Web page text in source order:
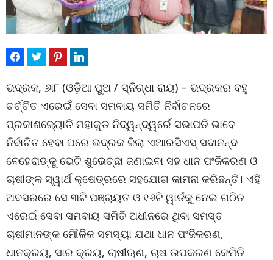
ଭଦ୍ରକ, ୬ା୮ (ଓଡ଼ିଆ ପୁଅ / ସ୍ନିଗ୍ଧା ରାୟ) – ଭଦ୍ରକର ବହୁ
ଚର୍ଚ୍ଚିତ ଏରେଇଁ ସେବା ସମବାୟ ସମିତି ନିର୍ବାଚନରେ
ପ୍ରକାଶଜ୍ୟୋତି ମହାକୁଡ ନିଦ୍ୱନ୍ଦ୍ୱର୍ରେ ସଭାପତି ଭାବେ
ନିର୍ବାଚିତ ହେବା ପରେ ଭଦ୍ରକ ଜିଲା ଏଆରସିଏସ୍ ସଦାନନ୍ଦ
ବେହେରାଙ୍କୁ ଭେଟି ଶୁଭେଚ୍ଛା ଜଣାଇବା ସହ ଧାନ ପଂଜିକରଣ ଓ
ଚାଷୀଙ୍କ ସ୍ୱାର୍ଥ କ୍ଷେତ୍ରରେ ସହଯୋଗ କାମନା କରିଛନ୍ତି। ଏହି
ଅବସରରେ ସେ ୩ଟି ପଞ୍ଚାୟତ ଓ ୧୬ଟି ୱାର୍ଡକୁ ନେଇ ଗଠିତ
ଏରେଇଁ ସେବା ସମବାୟ ସମିତି ଅଧୀନରେ ଥିବା ସମସ୍ତ
ଚାଷୀମାନଙ୍କ ମୌଳିକ ସମସ୍ୟା ଯଥା ଧାନ ପଂଜିକରଣ,
ଧାନକ୍ରୟ, ସାର କ୍ରୟ, ଚାଷୀଋଣ, ଚାଷ ଉପକରଣ କେମିତି